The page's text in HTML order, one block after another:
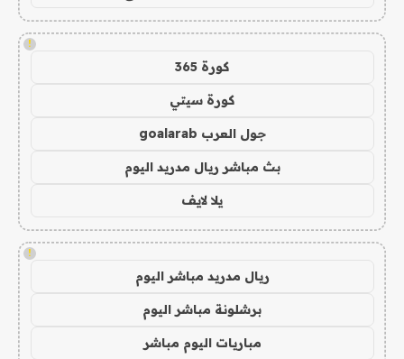
!
كورة 365
كورة سيتي
جول العرب goalarab
بث مباشر ريال مدريد اليوم
يلا لايف
!
ريال مدريد مباشر اليوم
برشلونة مباشر اليوم
مباريات اليوم مباشر